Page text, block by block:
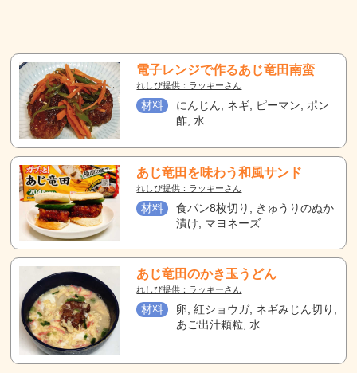
電子レンジで作るあじ竜田南蛮
れしぴ提供：ラッキーさん
材料
にんじん, ネギ, ピーマン, ポン
酢, 水
あじ竜田を味わう和風サンド
れしぴ提供：ラッキーさん
材料
食パン8枚切り, きゅうりのぬか
漬け, マヨネーズ
あじ竜田のかき玉うどん
れしぴ提供：ラッキーさん
材料
卵, 紅ショウガ, ネギみじん切り,
あご出汁顆粒, 水